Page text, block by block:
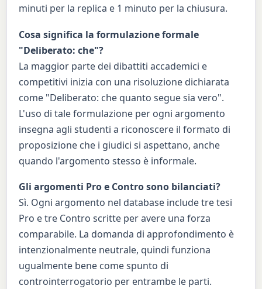
minuti per la replica e 1 minuto per la chiusura.
Cosa significa la formulazione formale
"Deliberato: che"?
La maggior parte dei dibattiti accademici e
competitivi inizia con una risoluzione dichiarata
come "Deliberato: che quanto segue sia vero".
L'uso di tale formulazione per ogni argomento
insegna agli studenti a riconoscere il formato di
proposizione che i giudici si aspettano, anche
quando l'argomento stesso è informale.
Gli argomenti Pro e Contro sono bilanciati?
Sì. Ogni argomento nel database include tre tesi
Pro e tre Contro scritte per avere una forza
comparabile. La domanda di approfondimento è
intenzionalmente neutrale, quindi funziona
ugualmente bene come spunto di
controinterrogatorio per entrambe le parti.